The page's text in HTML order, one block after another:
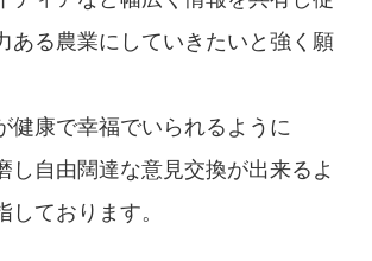
ある農業にしていきたいと強く願
康で幸福でいられるように
し自由闊達な意見交換が出来るよ
しております。